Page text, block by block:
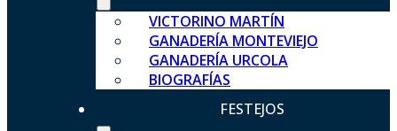
VICTORINO MARTÍN
GANADERÍA MONTEVIEJO
GANADERÍA URCOLA
BIOGRAFÍAS
FESTEJOS